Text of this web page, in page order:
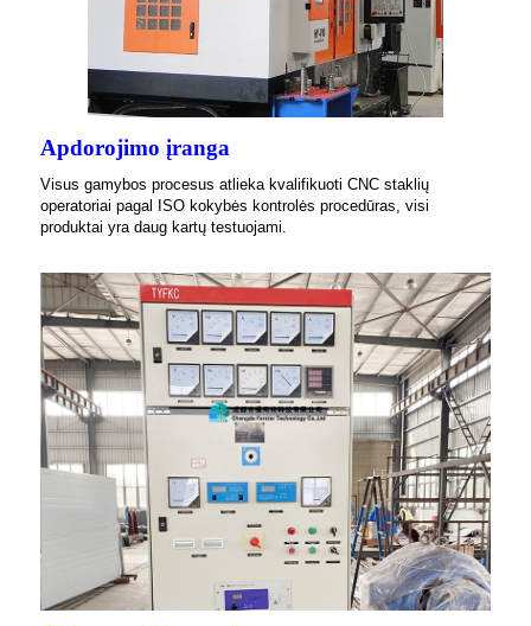
Apdorojimo įranga
Visus gamybos procesus atlieka kvalifikuoti CNC staklių
operatoriai pagal ISO kokybės kontrolės procedūras, visi
produktai yra daug kartų testuojami.